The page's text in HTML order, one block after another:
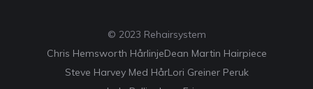
© 2023 Rehairsystem
Chris Hemsworth HårlinjeDean Martin Hairpiece
Steve Harvey Med HårLori Greiner Peruk